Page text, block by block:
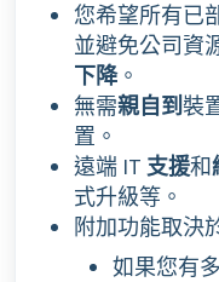
您希望所有已
並避免公司資
下降。
無需親自到裝
置。
遠端 IT 支援和
式升級等。
附加功能取決
如果您有